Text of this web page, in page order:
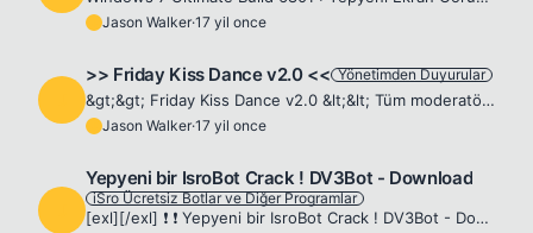
Jason Walker·17 yil once
>> Friday Kiss Dance v2.0 << Yönetimden Duyurular
&gt;&gt; Friday Kiss Dance v2.0 &lt;&lt; Tüm moderatör ve deneme moderatörlerin yetkileri alınmıştır! Yetkilerine tekrar kavuşmak isteyenler tekrar moderatör başvuru formu yollayıp bilgileri eksiksiz...
Jason Walker·17 yil once
Yepyeni bir IsroBot Crack ! DV3Bot - Download
iSro Ücretsiz Botlar ve Diğer Programlar
[exl][/exl] ❗ ❗ Yepyeni bir IsroBot Crack ! DV3Bot - Download ❗ ❗ İşte sizlere yepyeni bir isrobot crack! Kullanım : 1- Isrobot 1.96 İndirildikten sonra Silkroad 'un bulunduğu klasörde &quot;bot&quot;...